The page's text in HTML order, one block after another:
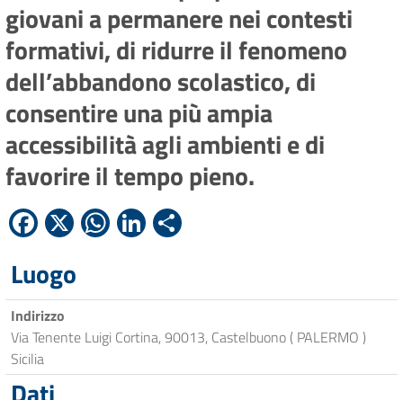
giovani a permanere nei contesti
formativi, di ridurre il fenomeno
dell’abbandono scolastico, di
consentire una più ampia
accessibilità agli ambienti e di
favorire il tempo pieno.
Facebook
X WhatsApp
LinkedIn
Luogo
Indirizzo
Via Tenente Luigi Cortina, 90013, Castelbuono ( PALERMO )
Sicilia